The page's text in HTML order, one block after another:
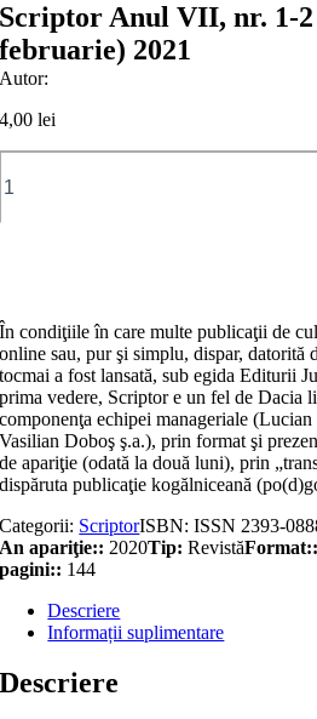
Scriptor Anul VII, nr. 1-
februarie) 2021
Autor:
4,00lei
În condiţiile în care multe publicaţii de
online sau, pur şi simplu, dispar,
tocmai a fost lansată, sub egida Editurii
prima vedere, Scriptor e un fel de Dacia
componenţa echipei manageriale
Vasilian Doboş ş.a.), prin format şi
de apariţie (odată la două luni), prin
dispăruta publicaţie kogălniceană
Categorii: ScriptorISBN:ISSN 2393-
An apariţie:: 2020Tip: RevistăFormat::
pagini:: 144
Descriere
Informații suplimentare
Descriere